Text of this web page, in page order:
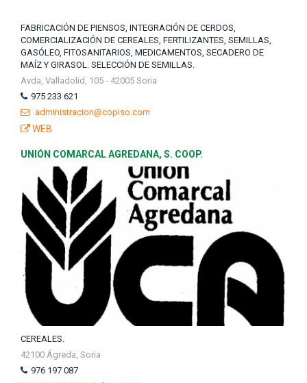
FABRICACIÓN DE PIENSOS, INTEGRACIÓN DE CERDOS,
COMERCIALIZACIÓN DE CEREALES, FERTILIZANTES, SEMILLAS,
GASÓLEO, FITOSANITARIOS, MEDICAMENTOS, SECADERO DE
MAÍZ Y GIRASOL. SELECCIÓN DE SEMILLAS.
Avda, Valladolid, 105 - 42005 Soria
975 233 621
administracion@copiso.com
WEB
UNIÓN COMARCAL AGREDANA, S. COOP.
CEREALES.
42100 Ágreda, Soria
976 197 087